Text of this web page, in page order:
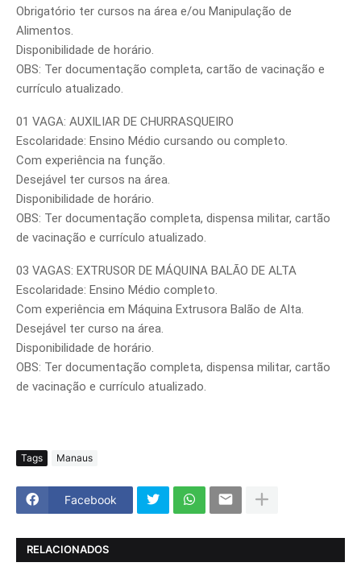
Obrigatório ter cursos na área e/ou Manipulação de
Alimentos.
Disponibilidade de horário.
OBS: Ter documentação completa, cartão de vacinação e
currículo atualizado.
01 VAGA: AUXILIAR DE CHURRASQUEIRO
Escolaridade: Ensino Médio cursando ou completo.
Com experiência na função.
Desejável ter cursos na área.
Disponibilidade de horário.
OBS: Ter documentação completa, dispensa militar, cartão
de vacinação e currículo atualizado.
03 VAGAS: EXTRUSOR DE MÁQUINA BALÃO DE ALTA
Escolaridade: Ensino Médio completo.
Com experiência em Máquina Extrusora Balão de Alta.
Desejável ter curso na área.
Disponibilidade de horário.
OBS: Ter documentação completa, dispensa militar, cartão
de vacinação e currículo atualizado.
Tags Manaus
Facebook
RELACIONADOS